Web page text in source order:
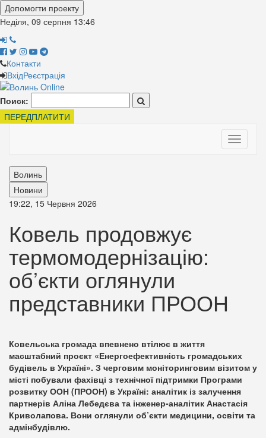
Допомогти проекту
Неділя, 09 серпня 13:46
Контакти
ВхідРеєстрація
Поиск:
ПЕРЕДПЛАТИТИ
Toggle
Волинь
Новини
19:22, 15 Червня 2026
Ковель продовжує
термомодернізацію:
об’єкти оглянули
представники ПРООН
Ковельська громада впевнено втілює в життя
масштабний проєкт «Енергоефективність громадських
будівель в Україні». З черговим моніторинговим візитом у
місті побували фахівці з технічної підтримки Програми
розвитку ООН (ПРООН) в Україні: аналітик із залучення
партнерів Аліна Лебедєва та інженер-аналітик Анастасія
Криволапова. Вони оглянули об’єкти медицини, освіти та
адмінбудівлю.